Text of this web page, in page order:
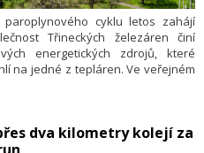
cyklu letos zahájí
Třineckých železáren činí
energetických zdrojů, které
na jedné z tepláren. Ve veřejném
cyklu s plynovou
mimo jiné také vytápět město
v hodnotě přesahující 4 miliardy
dva kilometry kolejí za